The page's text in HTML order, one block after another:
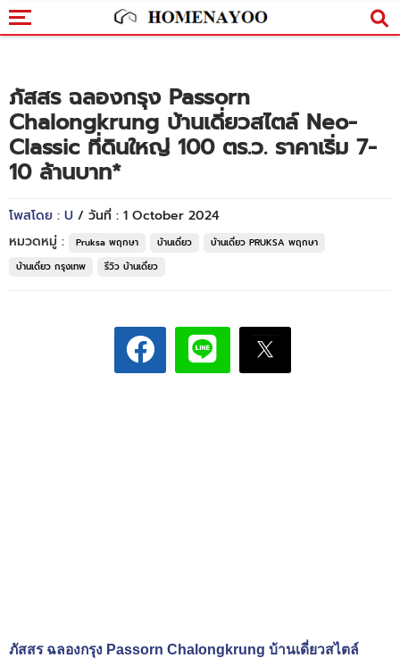
ภัสสร ฉลองกรุง Passorn
Chalongkrung บ้านเดี่ยวสไตล์ Neo-
Classic ที่ดินใหญ่ 100 ตร.ว. ราคาเริ่ม 7-
10 ล้านบาท*
โพสโดย : U / วันที่ : 1 October 2024
หมวดหมู่ :
Pruksa พฤกษา บ้านเดี่ยว
บ้านเดี่ยว PRUKSA พฤกษา
บ้านเดี่ยว กรุงเทพ
รีวิว บ้านเดี่ยว
ภัสสร ฉลองกรุง Passorn Chalongkrung บ้านเดี่ยวสไตล์